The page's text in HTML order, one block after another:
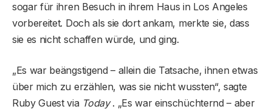
sogar für ihren Besuch in ihrem Haus in Los Angeles
vorbereitet. Doch als sie dort ankam, merkte sie, dass
sie es nicht schaffen würde, und ging.
„Es war beängstigend – allein die Tatsache, ihnen etwas
über mich zu erzählen, was sie nicht wussten“, sagte
Ruby Guest via Today. „Es war einschüchternd – aber